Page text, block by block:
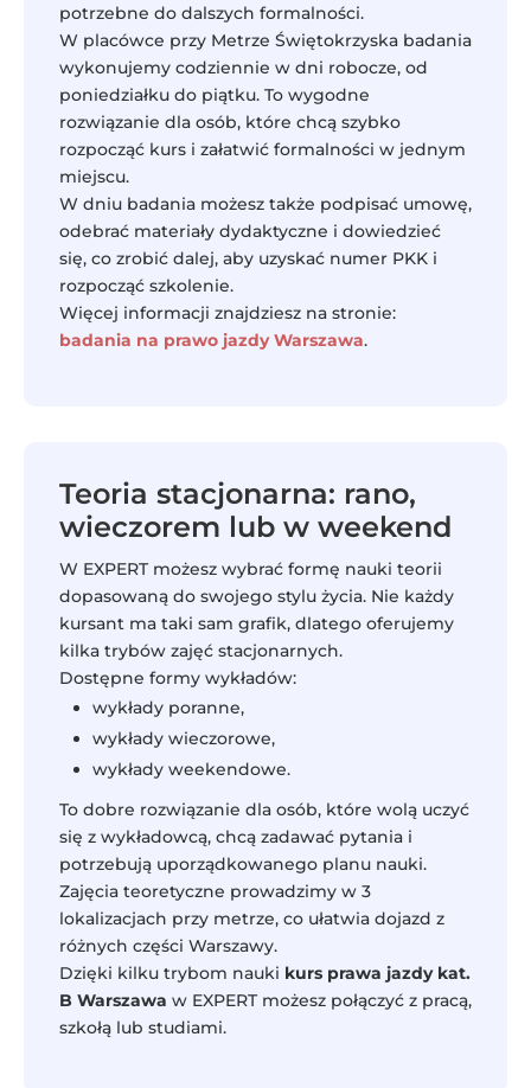
potrzebne do dalszych formalności.
W placówce przy Metrze Świętokrzyska badania
wykonujemy codziennie w dni robocze, od
poniedziałku do piątku. To wygodne
rozwiązanie dla osób, które chcą szybko
rozpocząć kurs i załatwić formalności w jednym
miejscu.
W dniu badania możesz także podpisać umowę,
odebrać materiały dydaktyczne i dowiedzieć
się, co zrobić dalej, aby uzyskać numer PKK i
rozpocząć szkolenie.
Więcej informacji znajdziesz na stronie:
badania na prawo jazdy Warszawa.
Teoria stacjonarna: rano,
wieczorem lub w weekend
W EXPERT możesz wybrać formę nauki teorii
dopasowaną do swojego stylu życia. Nie każdy
kursant ma taki sam grafik, dlatego oferujemy
kilka trybów zajęć stacjonarnych.
Dostępne formy wykładów:
wykłady poranne,
wykłady wieczorowe,
wykłady weekendowe.
To dobre rozwiązanie dla osób, które wolą uczyć
się z wykładowcą, chcą zadawać pytania i
potrzebują uporządkowanego planu nauki.
Zajęcia teoretyczne prowadzimy w 3
lokalizacjach przy metrze, co ułatwia dojazd z
różnych części Warszawy.
Dzięki kilku trybom nauki kurs prawa jazdy kat.
B Warszawa w EXPERT możesz połączyć z pracą,
szkołą lub studiami.